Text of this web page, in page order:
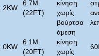
6.7M
(22FT)
κίνηση
χωρίς
βούρτσα
6.1M
(20FT)
άμεση
κίνηση
χωρίς